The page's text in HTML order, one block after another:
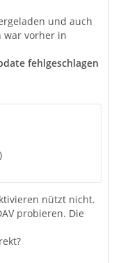
und auch
war vorher in
fehlgeschlagen
nützt nicht.
probieren. Die